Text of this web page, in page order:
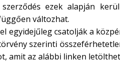
ezek alapján
változhat.
egyidejűleg csatolják a
törvény szerinti
amit az alábbi linken